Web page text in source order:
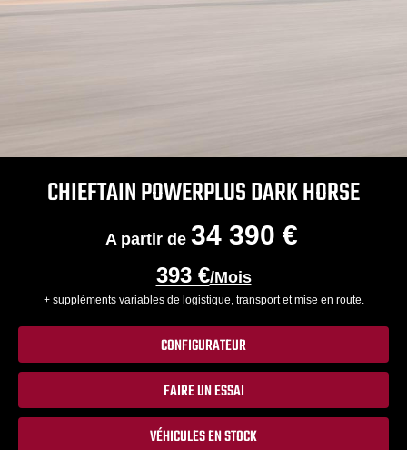
CHIEFTAIN POWERPLUS DARK HORSE
A partir de 34 390 €
393 €/Mois
+ suppléments variables de logistique, transport et mise en route.
CONFIGURATEUR
FAIRE UN ESSAI
VÉHICULES EN STOCK